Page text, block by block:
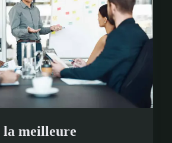
la meilleure